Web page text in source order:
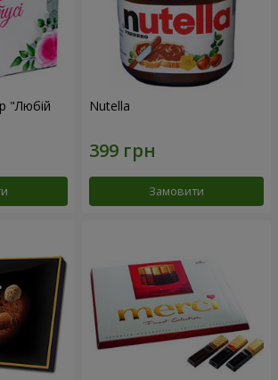
"Любій Nutella
Замовити